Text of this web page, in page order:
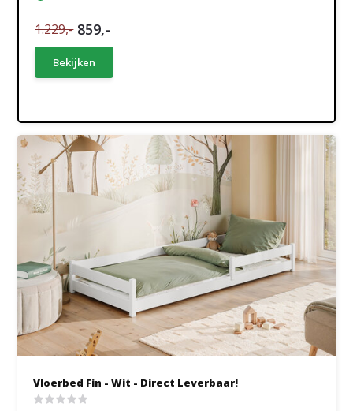
1.229,- 859,-
Bekijken
Vloerbed Fin - Wit - Direct Leverbaar!